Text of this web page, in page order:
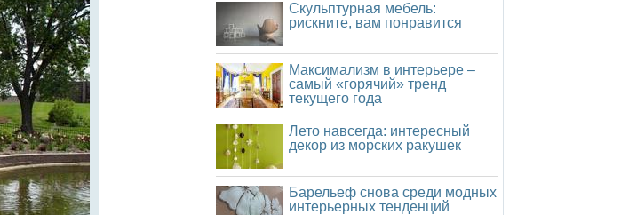
Скульптурная мебель:
рискните, вам понравится
Максимализм в интерьере –
самый «горячий» тренд
текущего года
Лето навсегда: интересный
декор из морских ракушек
Барельеф снова среди модных
интерьерных тенденций